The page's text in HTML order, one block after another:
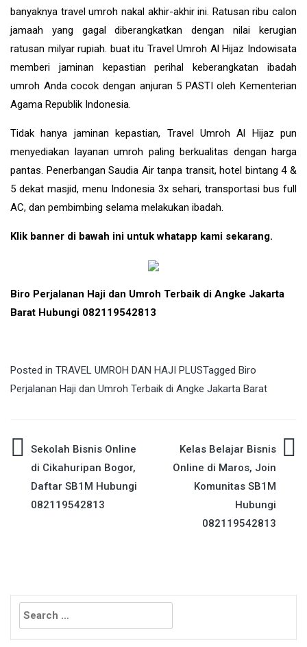
banyaknya travel umroh nakal akhir-akhir ini. Ratusan ribu calon
jamaah yang gagal diberangkatkan dengan nilai kerugian
ratusan milyar rupiah. buat itu Travel Umroh Al Hijaz Indowisata
memberi jaminan kepastian perihal keberangkatan ibadah
umroh Anda cocok dengan anjuran 5 PASTI oleh Kementerian
Agama Republik Indonesia.
Tidak hanya jaminan kepastian, Travel Umroh Al Hijaz pun
menyediakan layanan umroh paling berkualitas dengan harga
pantas. Penerbangan Saudia Air tanpa transit, hotel bintang 4 &
5 dekat masjid, menu Indonesia 3x sehari, transportasi bus full
AC, dan pembimbing selama melakukan ibadah.
Klik banner di bawah ini untuk whatapp kami sekarang.
Biro Perjalanan Haji dan Umroh Terbaik di Angke Jakarta
Barat Hubungi 082119542813
Posted in TRAVEL UMROH DAN HAJI PLUSTagged Biro
Perjalanan Haji dan Umroh Terbaik di Angke Jakarta Barat
Post
navigation
Sekolah Bisnis Online
di Cikahuripan Bogor,
Daftar SB1M Hubungi
082119542813
Kelas Belajar Bisnis
Online di Maros, Join
Komunitas SB1M
Hubungi
082119542813
Search
for: